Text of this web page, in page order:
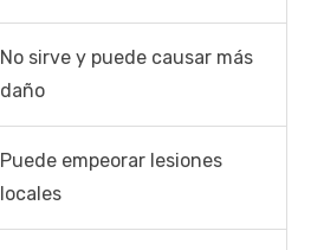
No sirve y puede causar más
daño
Puede empeorar lesiones
locales